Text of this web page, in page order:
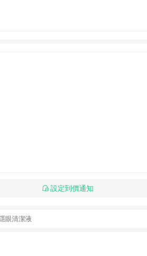
設定到價通知
眼清潔液